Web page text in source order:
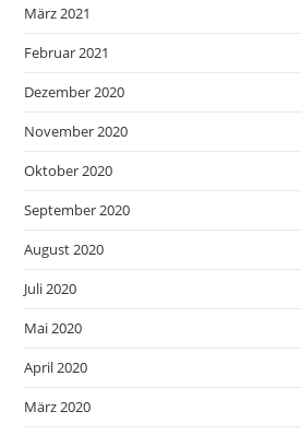
März 2021
Februar 2021
Dezember 2020
November 2020
Oktober 2020
September 2020
August 2020
Juli 2020
Mai 2020
April 2020
März 2020